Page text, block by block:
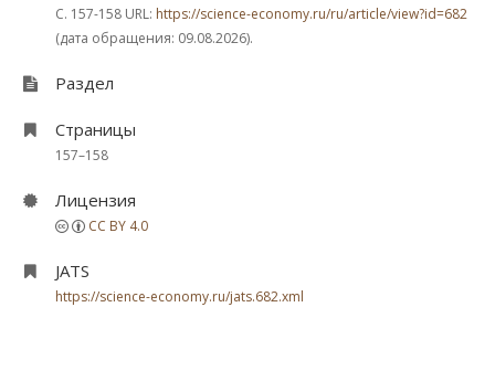
С. 157-158 URL: https://science-economy.ru/ru/article/view?id=682
(дата обращения: 09.08.2026).
Раздел
Страницы
157–158
Лицензия
CC BY 4.0
JATS
https://science-economy.ru/jats.682.xml